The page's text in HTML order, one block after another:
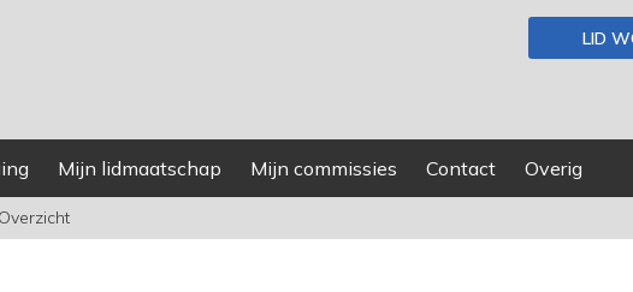
LID
Mijn lidmaatschap Mijn commissies Contact Overig
Overzicht